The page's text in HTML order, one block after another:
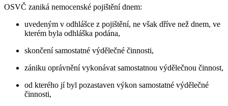
OSVČ zaniká nemocenské pojištění dnem:
uvedeným v odhlášce z pojištění, ne však dříve než dnem, ve
kterém byla odhláška podána,
skončení samostatné výdělečné činnosti,
zániku oprávnění vykonávat samostatnou výdělečnou činnost,
od kterého jí byl pozastaven výkon samostatné výdělečné
činnosti,